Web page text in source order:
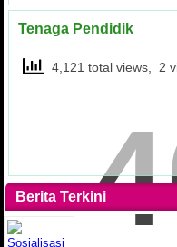
Tenaga Pendidik
4,121 total views, 2
Berita Terkini